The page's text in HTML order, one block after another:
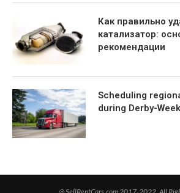
Как правильно
катализатор:
рекомендации
Scheduling
during Derby-